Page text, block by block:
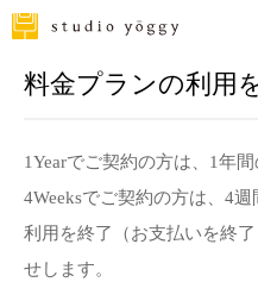
料金プランの利用
1Yearでご契約の方は、1年
4Weeksでご契約の方は、4
利用を終了（お支払いを終
せします。